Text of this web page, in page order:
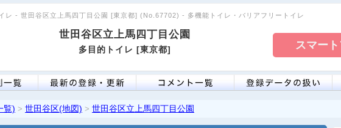
レ - 世田谷区立上馬四丁目公園 [東京都] (No.67702) - 多機能トイレ・バリアフリートイレ
世田谷区立上馬四丁目公園
多目的トイレ [東京都]
覧) > 世田谷区(地図) > 世田谷区立上馬四丁目公園